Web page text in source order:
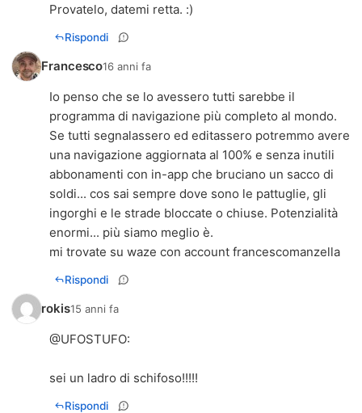
Provatelo, datemi retta. :)
Rispondi
Francesco16 anni fa
Io penso che se lo avessero tutti sarebbe il
programma di navigazione più completo al mondo.
Se tutti segnalassero ed editassero potremmo avere
una navigazione aggiornata al 100% e senza inutili
abbonamenti con in-app che bruciano un sacco di
soldi... cos sai sempre dove sono le pattuglie, gli
ingorghi e le strade bloccate o chiuse. Potenzialità
enormi... più siamo meglio è.
mi trovate su waze con account francescomanzella
Rispondi
rokis15 anni fa
@UFOSTUFO:
sei un ladro di schifoso!!!!!
Rispondi